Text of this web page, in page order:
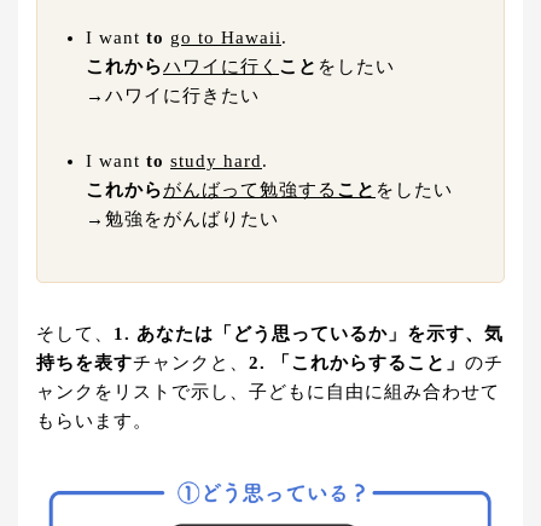
I want to go to Hawaii.
これからハワイに行く こと をしたい
→ハワイに行きたい
I want to study hard.
これからがんばって勉強する こと をしたい
→勉強をがんばりたい
そして、 1. あなたは「どう思っているか」を示す、気
持ちを表すチャンクと、 2. 「これからすること」 のチ
ャンクをリストで示し、子どもに自由に組み合わせて
もらいます。